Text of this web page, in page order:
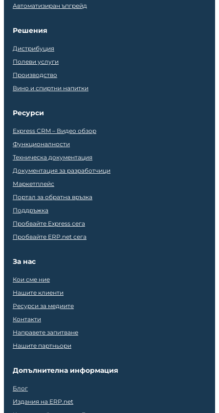
Автоматизиран ъпгрейд
Решения
Дистрибуция
Полеви услуги
Производство
Вино и спиртни напитки
Ресурси
Express CRM – Видео обзор
Функционалности
Техническа документация
Документация за разработчици
Маркетплейс
Портал за обратна връзка
Поддръжка
Пробвайте Express сега
Пробвайте ERP.net сега
За нас
Кои сме ние
Нашите клиенти
Ресурси за медиите
Контакти
Направете запитване
Нашите партньори
Допълнителна информация
Блог
Издания на ERP.net